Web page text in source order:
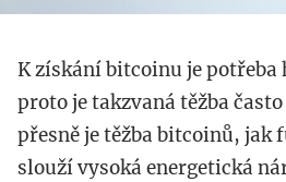
K získání bitcoinu je potřeba
proto je takzvaná těžba
přesně je těžba bitcoinů, jak
slouží vysoká energetická